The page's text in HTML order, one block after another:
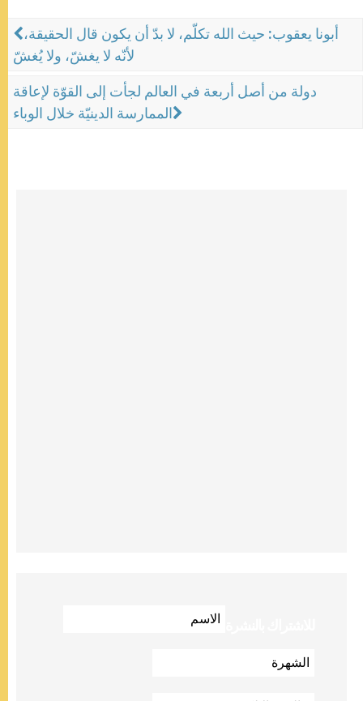
أبونا يعقوب: حيث الله تكلّم، لا بدّ أن يكون قال الحقيقة،
لأنّه لا يغشّ، ولا يُغشّ
دولة من أصل أربعة في العالم لجأت إلى القوّة لإعاقة
الممارسة الدينيّة خلال الوباء